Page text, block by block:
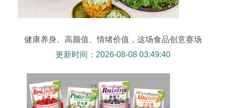
健康养身、高颜值、情绪价值，这场食品创意赛场
透露出年轻人饮食新趋势
更新时间：2026-08-08 03:49:40